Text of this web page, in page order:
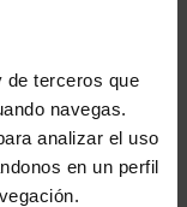
de terceros que
navegas.
analizar el uso
en un perfil